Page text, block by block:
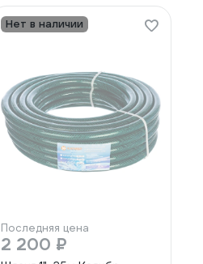
Нет в наличии
Последняя цена
2 200 ₽